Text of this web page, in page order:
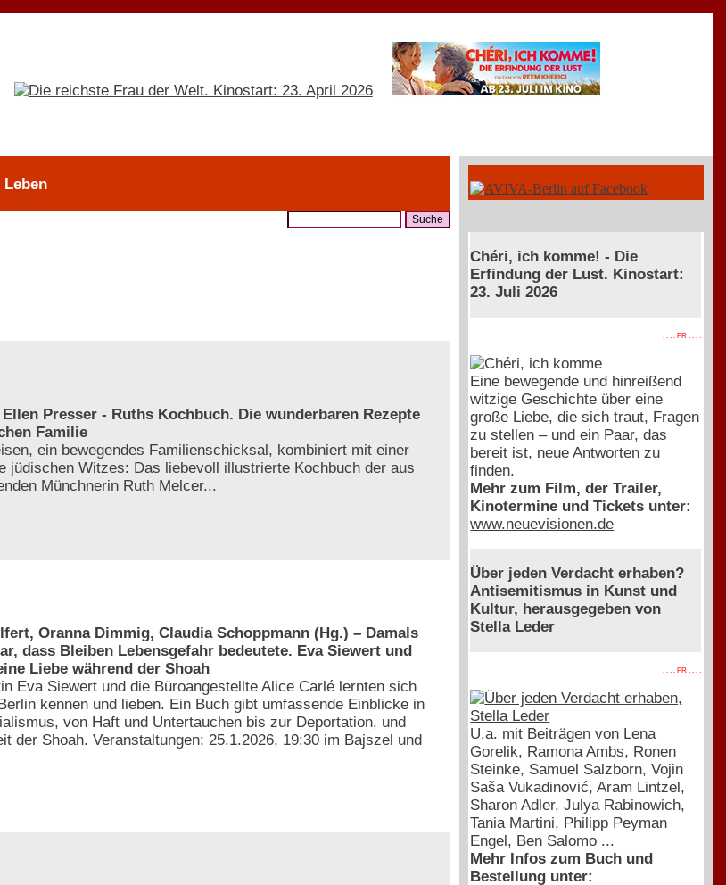
Presser - Ruths Kochbuch. Die wunderbaren Rezepte
Familie
ein bewegendes Familienschicksal, kombiniert mit einer
jüdischen Witzes: Das liebevoll illustrierte Kochbuch der aus
Münchnerin Ruth Melcer...
Oranna Dimmig, Claudia Schoppmann (Hg.) – Damals
dass Bleiben Lebensgefahr bedeutete. Eva Siewert und
Liebe während der Shoah
Eva Siewert und die Büroangestellte Alice Carlé lernten sich
kennen und lieben. Ein Buch gibt umfassende Einblicke in
von Haft und Untertauchen bis zur Deportation, und
der Shoah. Veranstaltungen: 25.1.2026, 19:30 im Bajszel und
Chéri, ich komme! - Die
Erfindung der Lust. Kinostart:
23. Juli 2026
. . . . PR . . . .
Eine bewegende und hinreißend
witzige Geschichte über eine
große Liebe, die sich traut, Fragen
zu stellen – und ein Paar, das
bereit ist, neue Antworten zu
finden.
Mehr zum Film, der Trailer,
Kinotermine und Tickets unter:
www.neuevisionen.de
Über jeden Verdacht erhaben?
Antisemitismus in Kunst und
Kultur, herausgegeben von
Stella Leder
. . . . PR . . . .
U.a. mit Beiträgen von Lena
Gorelik, Ramona Ambs, Ronen
Steinke, Samuel Salzborn, Vojin
Saša Vukadinović, Aram Lintzel,
Sharon Adler, Julya Rabinowich,
Tania Martini, Philipp Peyman
Engel, Ben Salomo ...
Mehr Infos zum Buch und
Bestellung unter: